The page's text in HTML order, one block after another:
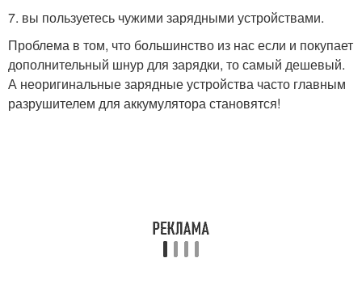
7. вы пользуетесь чужими зарядными устройствами.
Проблема в том, что большинство из нас если и покупает
дополнительный шнур для зарядки, то самый дешевый.
А неоригинальные зарядные устройства часто главным
разрушителем для аккумулятора становятся!